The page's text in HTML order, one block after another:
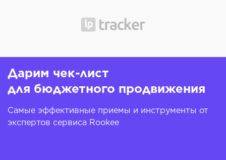
Дарим чек-лист
для бюджетного продвижения
Самые эффективные приемы и инструменты от
экспертов сервиса Rookee